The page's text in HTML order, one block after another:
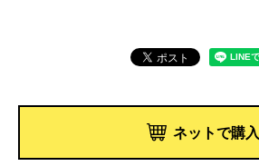
ネットで購入